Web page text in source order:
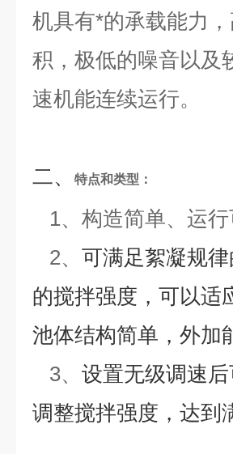
机具有*的承载能力
积，极低的噪音以及
速机能连续运行。
二、 特点和类型：
1、 构造简单、运
2、 可满足絮凝规
的搅拌强度，可以适
池体结构简单，外加
3、 设置无级调速
调整搅拌强度，达到